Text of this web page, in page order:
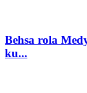
Behsa rola
ku...